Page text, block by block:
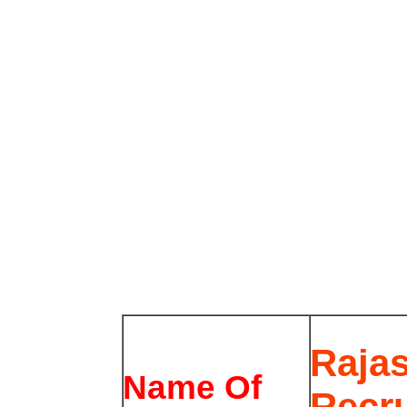
Name Of